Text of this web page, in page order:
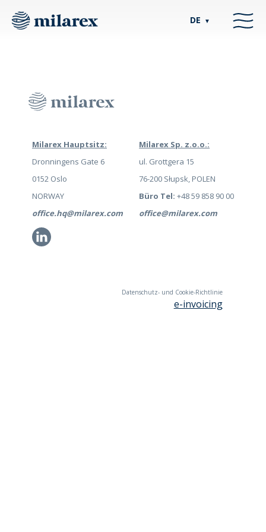
DE ▼
Milarex Hauptsitz:
Dronningens Gate 6
0152 Oslo
NORWAY
office.hq@milarex.com
Li
Milarex Sp. z.o.o.:
ul. Grottgera 15
76-200 Słupsk, POLEN
Büro Tel: +48 59 858 90 00
office@milarex.com
Datenschutz- und Cookie-Richtlinie
e-invoicing